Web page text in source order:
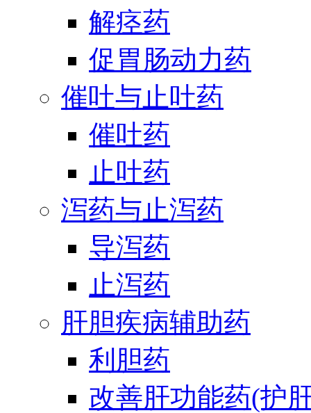
解痉药
促胃肠动力药
催吐与止吐药
催吐药
止吐药
泻药与止泻药
导泻药
止泻药
肝胆疾病辅助药
利胆药
改善肝功能药(护